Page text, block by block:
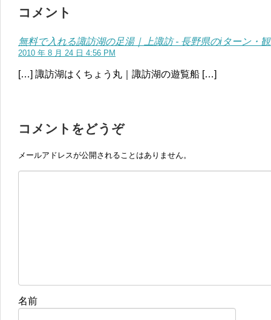
コメント
無料で入れる諏訪湖の足湯｜上諏訪 - 長野県のiターン・
2010 年 8 月 24 日 4:56 PM
[…] 諏訪湖はくちょう丸｜諏訪湖の遊覧船 […]
コメントをどうぞ
メールアドレスが公開されることはありません。
名前